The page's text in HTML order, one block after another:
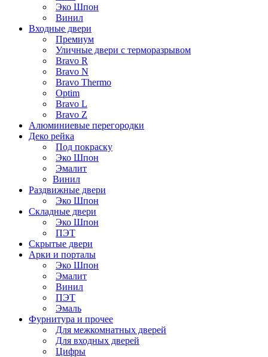
Эко Шпон
Винил
Входные двери
Премиум
Уличные двери с терморазрывом
Bravo R
Bravo N
Bravo Thermo
Optim
Bravo L
Bravo Z
Алюминиевые перегородки
Деко рейка
Под покраску
Эко Шпон
Эмалит
Винил
Раздвижные двери
Эко Шпон
Складные двери
Эко Шпон
ПЭТ
Скрытые двери
Арки и порталы
Эко Шпон
Эмалит
Винил
ПЭТ
Эмаль
Фурнитура и прочее
Для межкомнатных дверей
Для входных дверей
Цифры